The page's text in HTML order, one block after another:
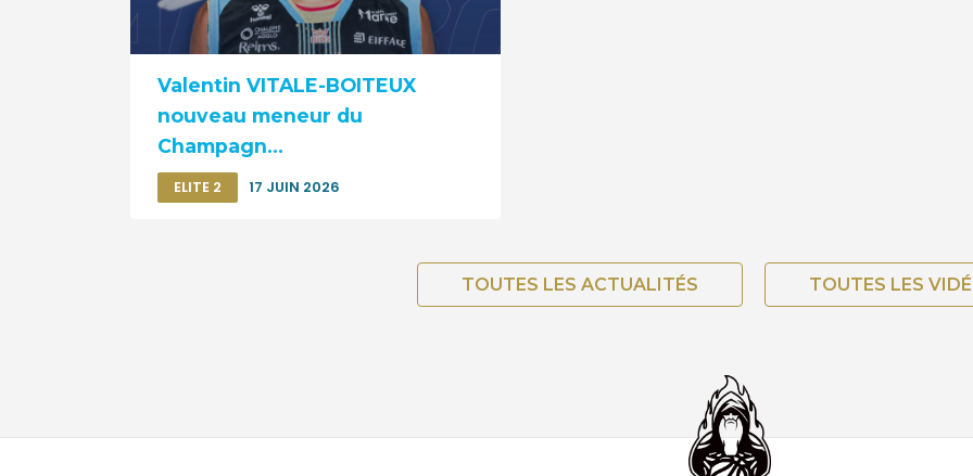
Valentin VITALE-BOITEUX
nouveau meneur du
Champagn...
ELITE 2 17 JUIN 2026
TOUTES LES ACTUALITÉS TOUTES LES